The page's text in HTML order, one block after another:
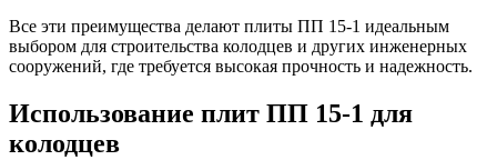
Все эти преимущества делают плиты ПП 15-1 идеальным
выбором для строительства колодцев и других инженерных
сооружений, где требуется высокая прочность и надежность.
Использование плит ПП 15-1 для
колодцев